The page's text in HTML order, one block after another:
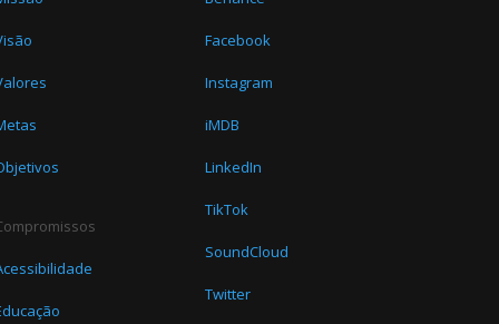
Facebook
Instagram
iMDB
LinkedIn
TikTok
SoundCloud
Twitter